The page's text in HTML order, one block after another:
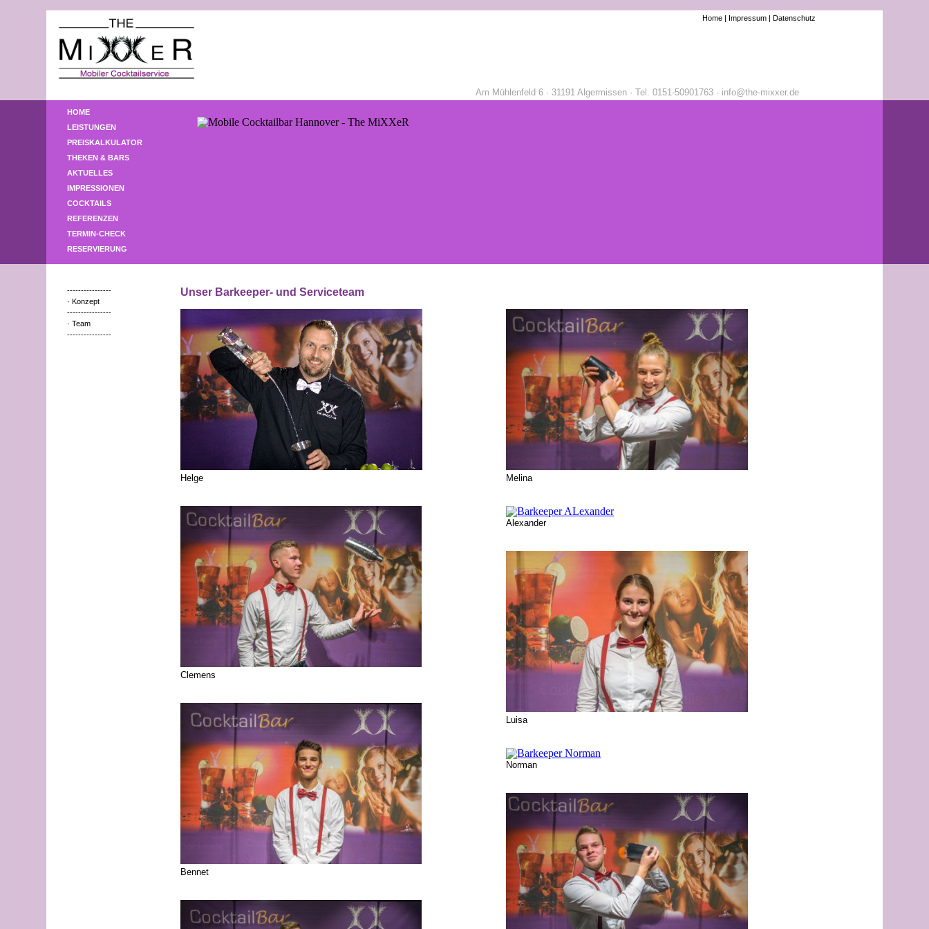
Home | Impressum |Datenschutz
Am Mühlenfeld 6 · 31191 Algermissen · Tel. 0151-50901763 · info@the-mixxer.de
HOME
LEISTUNGEN
PREISKALKULATOR
THEKEN & BARS
AKTUELLES
IMPRESSIONEN
COCKTAILS
REFERENZEN
TERMIN-CHECK
RESERVIERUNG
----------------
· Konzept
----------------
· Team
----------------
Unser Barkeeper- und Serviceteam
Helge
Clemens
Bennet
Melina
Alexander
Luisa
Norman